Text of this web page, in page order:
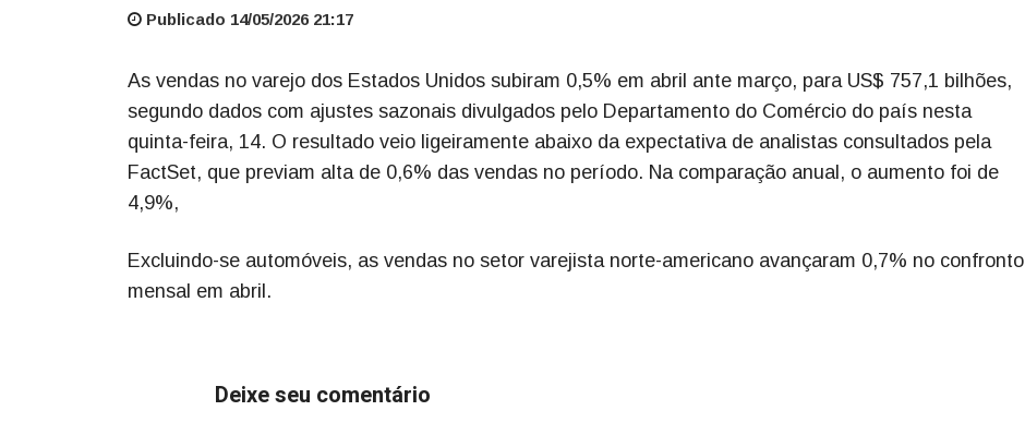
Publicado 14/05/2026 21:17
As vendas no varejo dos Estados Unidos subiram 0,5% em abril ante março, para US$ 757,1 bilhões,
segundo dados com ajustes sazonais divulgados pelo Departamento do Comércio do país nesta
quinta-feira, 14. O resultado veio ligeiramente abaixo da expectativa de analistas consultados pela
FactSet, que previam alta de 0,6% das vendas no período. Na comparação anual, o aumento foi de
4,9%,
Excluindo-se automóveis, as vendas no setor varejista norte-americano avançaram 0,7% no confronto
mensal em abril.
Deixe seu comentário